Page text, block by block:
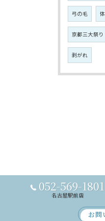
弓の毛
京都三大祭り
剥がれ
052-569-1801
名古屋駅前店
お問